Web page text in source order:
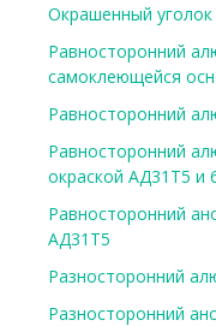
Окрашенный
Равносторонний
самоклеющейся
Равносторонний
Равносторонний
окраской АД31Т5 и
Равносторонний
АД31Т5
Разносторонний
Разносторонний